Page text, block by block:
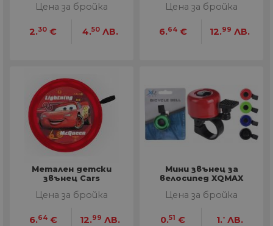
Цена за бройка
2.30 € 4.50 ЛВ.
Цена за бройка
6.64 € 12.99 ЛВ.
Метален детски
звънец Cars
Цена за бройка
6.64 € 12.99 ЛВ.
Мини звънец за
велосипед XQMAX
Цена за бройка
0.51 € 1.- ЛВ.